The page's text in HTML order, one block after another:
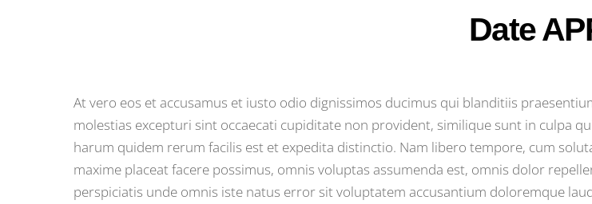
Date
At vero eos et accusamus et iusto odio dignissimos ducimus qui blanditiis
molestias excepturi sint occaecati cupiditate non provident, similique sunt in culpa
harum quidem rerum facilis est et expedita distinctio. Nam libero tempore, cum
maxime placeat facere possimus, omnis voluptas assumenda est, omnis dolor
perspiciatis unde omnis iste natus error sit voluptatem accusantium doloremque